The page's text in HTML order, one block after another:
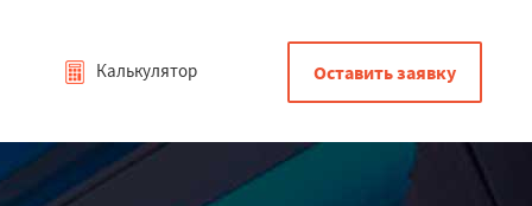
Калькулятор Оставить заявку